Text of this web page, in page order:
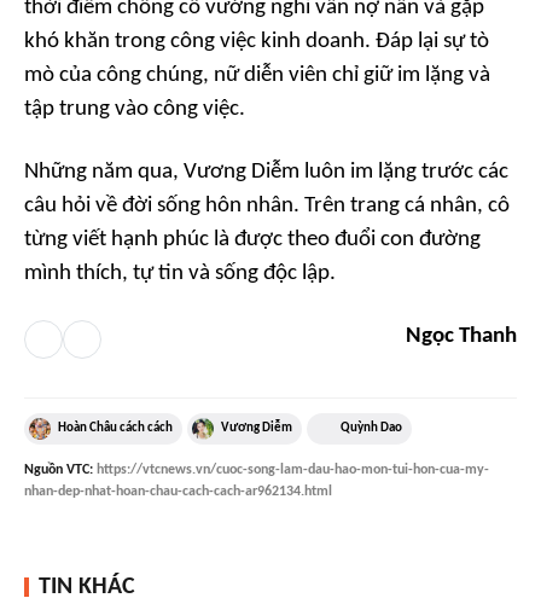
thời điểm chồng cô vướng nghi vấn nợ nần và gặp
khó khăn trong công việc kinh doanh. Đáp lại sự tò
mò của công chúng, nữ diễn viên chỉ giữ im lặng và
tập trung vào công việc.
Những năm qua, Vương Diễm luôn im lặng trước các
câu hỏi về đời sống hôn nhân. Trên trang cá nhân, cô
từng viết hạnh phúc là được theo đuổi con đường
mình thích, tự tin và sống độc lập.
Ngọc Thanh
Hoàn Châu cách cách Vương Diễm Quỳnh Dao
Nguồn VTC: https://vtcnews.vn/cuoc-song-lam-dau-hao-mon-tui-hon-cua-my-
nhan-dep-nhat-hoan-chau-cach-cach-ar962134.html
TIN KHÁC